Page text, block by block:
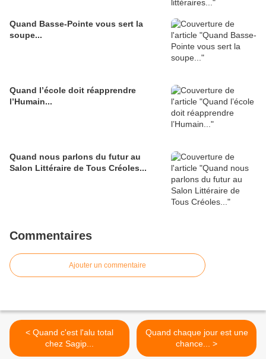
Quand Basse-Pointe vous sert la
soupe...
Quand l’école doit réapprendre
l’Humain...
Quand nous parlons du futur au
Salon Littéraire de Tous Créoles...
Commentaires
Ajouter un commentaire
< Quand c'est l'alu total
chez Sagip...
Quand chaque jour est une
chance... >